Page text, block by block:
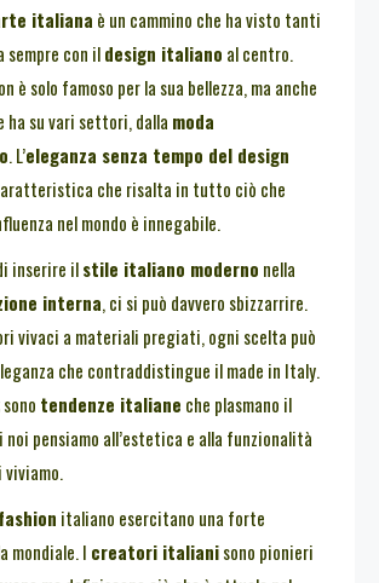
italiana è un cammino che ha visto tanti
sempre con ildesign italiano al centro.
è solo famoso per la sua bellezza, ma anche
ha su vari settori, dalla moda
. L’eleganza senza tempo del design
che risalta in tutto ciò che
nel mondo è innegabile.
inserire ilstile italiano moderno nella
interna, ci si può davvero sbizzarrire.
vivaci a materiali pregiati, ogni scelta può
che contraddistingue il made in Italy.
tendenze italiane che plasmano il
pensiamo all’estetica e alla funzionalità
fashion italiano esercitano una forte
mondiale. I creatori italianisono pionieri